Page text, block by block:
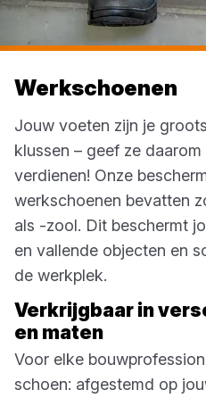
Werkschoenen
Jouw voeten zijn je
klussen – geef ze
verdienen! Onze
werkschoenen bevatten
als -zool. Dit beschermt
en vallende objecten en
de werkplek.
Verkrijgbaar in
en maten
Voor elke
schoen: afgestemd op